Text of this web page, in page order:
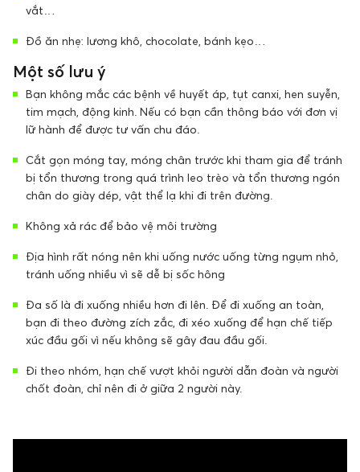
vắt…
Đồ ăn nhẹ: lương khô, chocolate, bánh kẹo…
Một số lưu ý
Bạn không mắc các bệnh về huyết áp, tụt canxi, hen suyễn,
tim mạch, động kinh. Nếu có bạn cần thông báo với đơn vị
lữ hành để được tư vấn chu đáo.
Cắt gọn móng tay, móng chân trước khi tham gia để tránh
bị tổn thương trong quá trình leo trèo và tổn thương ngón
chân do giày dép, vật thể lạ khi đi trên đường.
Không xả rác để bảo vệ môi trường
Địa hình rất nóng nên khi uống nước uống từng ngụm nhỏ,
tránh uống nhiều vì sẽ dễ bị sốc hông
Đa số là đi xuống nhiều hơn đi lên. Để đi xuống an toàn,
bạn đi theo đường zích zắc, đi xéo xuống để hạn chế tiếp
xúc đầu gối vì nếu không sẽ gây đau đầu gối.
Đi theo nhóm, hạn chế vượt khỏi người dẫn đoàn và người
chốt đoàn, chỉ nên đi ở giữa 2 người này.